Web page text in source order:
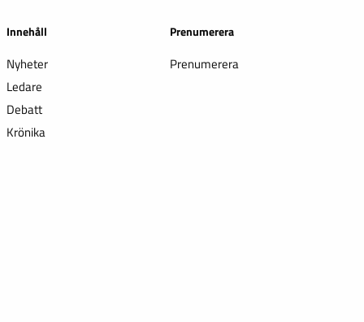
Innehåll
Nyheter
Ledare
Debatt
Krönika
Prenumerera
Prenumerera